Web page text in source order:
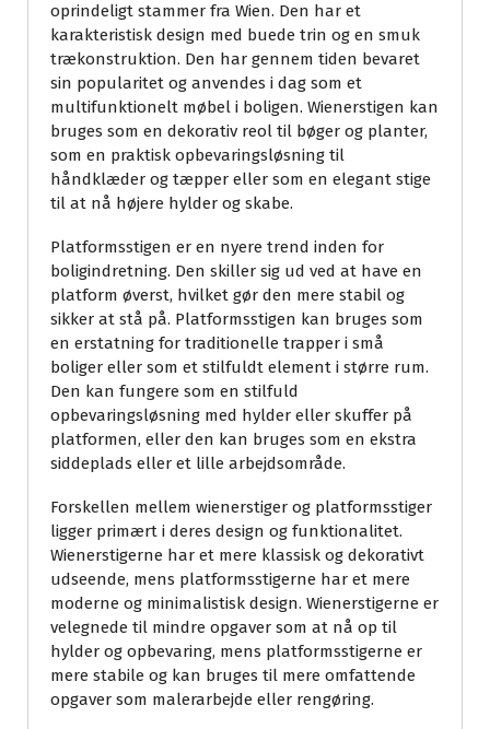
oprindeligt stammer fra Wien. Den har et
karakteristisk design med buede trin og en smuk
trækonstruktion. Den har gennem tiden bevaret
sin popularitet og anvendes i dag som et
multifunktionelt møbel i boligen. Wienerstigen kan
bruges som en dekorativ reol til bøger og planter,
som en praktisk opbevaringsløsning til
håndklæder og tæpper eller som en elegant stige
til at nå højere hylder og skabe.
Platformsstigen er en nyere trend inden for
boligindretning. Den skiller sig ud ved at have en
platform øverst, hvilket gør den mere stabil og
sikker at stå på. Platformsstigen kan bruges som
en erstatning for traditionelle trapper i små
boliger eller som et stilfuldt element i større rum.
Den kan fungere som en stilfuld
opbevaringsløsning med hylder eller skuffer på
platformen, eller den kan bruges som en ekstra
siddeplads eller et lille arbejdsområde.
Forskellen mellem wienerstiger og platformsstiger
ligger primært i deres design og funktionalitet.
Wienerstigerne har et mere klassisk og dekorativt
udseende, mens platformsstigerne har et mere
moderne og minimalistisk design. Wienerstigerne er
velegnede til mindre opgaver som at nå op til
hylder og opbevaring, mens platformsstigerne er
mere stabile og kan bruges til mere omfattende
opgaver som malerarbejde eller rengøring.